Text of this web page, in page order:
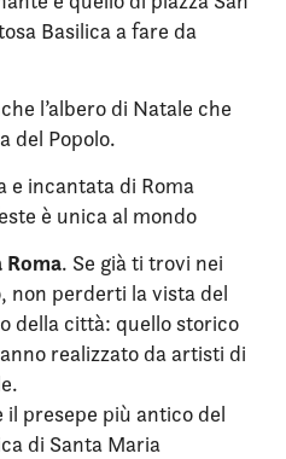
Basilica a fare da
l’albero di Natale che
del Popolo.
e incantata di Roma
è unica al mondo
Roma. Se già ti trovi nei
non perderti la vista del
della città: quello storico
realizzato da artisti di
il presepe più antico del
di Santa Maria